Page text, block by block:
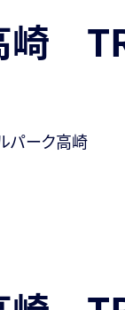
崎
パーク高崎